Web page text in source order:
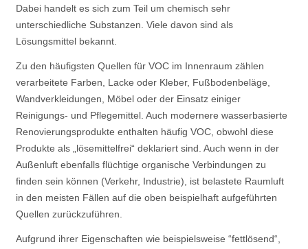
Dabei handelt es sich zum Teil um chemisch sehr
unterschiedliche Substanzen. Viele davon sind als
Lösungsmittel bekannt.
Zu den häufigsten Quellen für VOC im Innenraum zählen
verarbeitete Farben, Lacke oder Kleber, Fußbodenbeläge,
Wandverkleidungen, Möbel oder der Einsatz einiger
Reinigungs- und Pflegemittel. Auch modernere wasserbasierte
Renovierungsprodukte enthalten häufig VOC, obwohl diese
Produkte als „lösemittelfrei“ deklariert sind. Auch wenn in der
Außenluft ebenfalls flüchtige organische Verbindungen zu
finden sein können (Verkehr, Industrie), ist belastete Raumluft
in den meisten Fällen auf die oben beispielhaft aufgeführten
Quellen zurückzuführen.
Aufgrund ihrer Eigenschaften wie beispielsweise “fettlösend“,